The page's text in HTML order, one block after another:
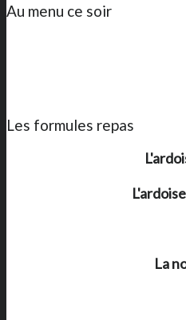
Au menu ce soir
Les formules repas
La